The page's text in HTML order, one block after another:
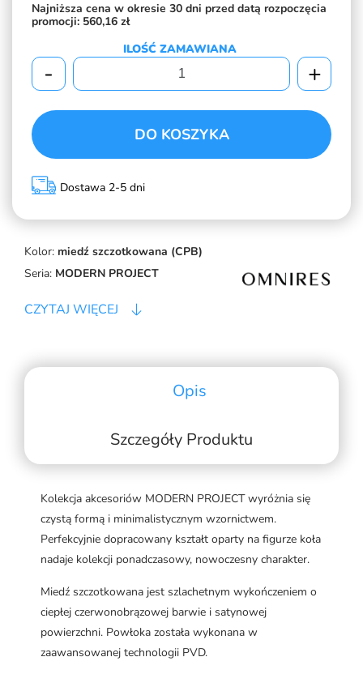
Kolor: miedź szczotkowana (CPB)
Seria: MODERN PROJECT
CZYTAJ WIĘCEJ
Najniższa cena w okresie 30 dni przed datą rozpoczęcia
promocji: 560,16 zł
ILOŚĆ ZAMAWIANA
- +
DO KOSZYKA
Dostawa 2-5 dni
Opis
Szczegóły Produktu
Kolekcja akcesoriów MODERN PROJECT wyróżnia się
czystą formą i minimalistycznym wzornictwem.
Perfekcyjnie dopracowany kształt oparty na figurze koła
nadaje kolekcji ponadczasowy, nowoczesny charakter.
Miedź szczotkowana jest szlachetnym wykończeniem o
ciepłej czerwonobrązowej barwie i satynowej
powierzchni. Powłoka została wykonana w
zaawansowanej technologii PVD.